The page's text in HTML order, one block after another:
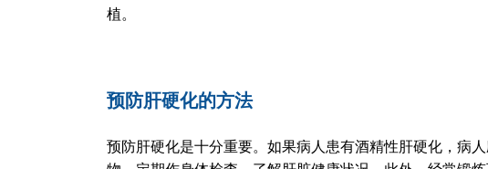
植。
预防肝硬化的方法
预防肝硬化是十分重要。如果病人患有酒精性肝硬化，病